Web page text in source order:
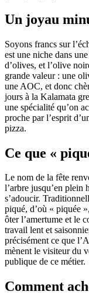
Un joyau
Soyons francs sur
est une niche dans
d’olives, et l’olive
grande valeur : une
une AOC, et donc
jours à la Kalamata
une spécialité qu’on
proche par l’esprit
pizza.
Ce que «
Le nom de la fête
l’arbre jusqu’en plein
s’adoucir.
piqué, d’où « piquée
ôter l’amertume et le
travail lent et
précisément ce que
mènent le visiteur du
publique de ce métier.
Comment